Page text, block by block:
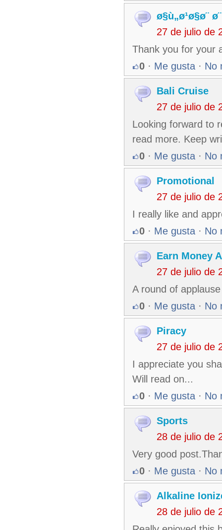
ø§ù„ø¹ø§ø¨
27 de julio de
Thank you for your
0 · Me gusta · No
Bali Cruise
27 de julio de
Looking forward to
read more. Keep
0 · Me gusta · No
Promotional
27 de julio de
I really like and
0 · Me gusta · No
Earn Money
27 de julio de
A round of
0 · Me gusta · No
Piracy
27 de julio de
I appreciate you
Will read on...
0 · Me gusta · No
Sports
28 de julio de
Very good
0 · Me gusta · No
Alkaline
28 de julio de